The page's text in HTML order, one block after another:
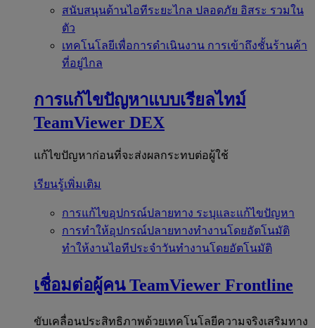
สนับสนุนด้านไอทีระยะไกล ปลอดภัย อิสระ รวมใน
ตัว
เทคโนโลยีเพื่อการดำเนินงาน การเข้าถึงชั้นร้านค้า
ที่อยู่ไกล
การแก้ไขปัญหาแบบเรียลไทม์
TeamViewer DEX
แก้ไขปัญหาก่อนที่จะส่งผลกระทบต่อผู้ใช้
เรียนรู้เพิ่มเติม
การแก้ไขอุปกรณ์ปลายทาง ระบุและแก้ไขปัญหา
การทำให้อุปกรณ์ปลายทางทำงานโดยอัตโนมัติ
ทำให้งานไอทีประจำวันทำงานโดยอัตโนมัติ
เชื่อมต่อผู้คน TeamViewer Frontline
ขับเคลื่อนประสิทธิภาพด้วยเทคโนโลยีความจริงเสริมทาง